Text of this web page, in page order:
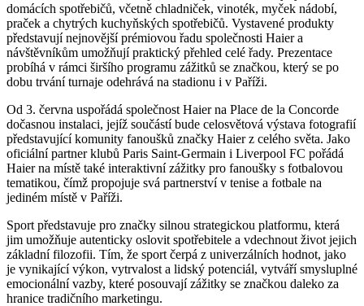
domácích spotřebičů, včetně chladniček, vinoték, myček nádobí,
praček a chytrých kuchyňských spotřebičů. Vystavené produkty
představují nejnovější prémiovou řadu společnosti Haier a
návštěvníkům umožňují praktický přehled celé řady. Prezentace
probíhá v rámci širšího programu zážitků se značkou, který se po
dobu trvání turnaje odehrává na stadionu i v Paříži.
Od 3. června uspořádá společnost Haier na Place de la Concorde
dočasnou instalaci, jejíž součástí bude celosvětová výstava fotografií
představující komunity fanoušků značky Haier z celého světa. Jako
oficiální partner klubů Paris Saint-Germain i Liverpool FC pořádá
Haier na místě také interaktivní zážitky pro fanoušky s fotbalovou
tematikou, čímž propojuje svá partnerství v tenise a fotbale na
jediném místě v Paříži.
Sport představuje pro značky silnou strategickou platformu, která
jim umožňuje autenticky oslovit spotřebitele a vdechnout život jejich
základní filozofii. Tím, že sport čerpá z univerzálních hodnot, jako
je vynikající výkon, vytrvalost a lidský potenciál, vytváří smysluplné
emocionální vazby, které posouvají zážitky se značkou daleko za
hranice tradičního marketingu.